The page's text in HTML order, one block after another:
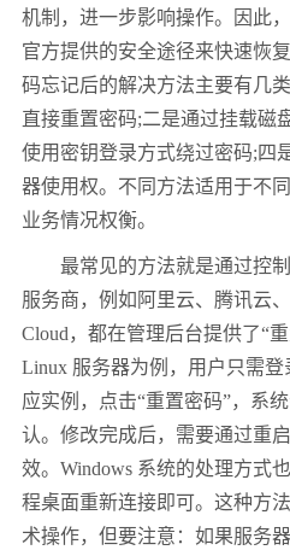
机制，进一步影响操作。因此
官方提供的安全途径来快速恢
码忘记后的解决方法主要有几
直接重置密码;二是通过挂载磁
使用密钥登录方式绕过密码;四
器使用权。不同方法适用于不
业务情况权衡。
最常见的方法就是通过控制
服务商，例如阿里云、腾讯云
Cloud，都在管理后台提供了“
Linux 服务器为例，用户只需
应实例，点击“重置密码”，系
认。修改完成后，需要通过重
效。Windows 系统的处理方式
程桌面重新连接即可。这种方
术操作，但要注意：如果服务